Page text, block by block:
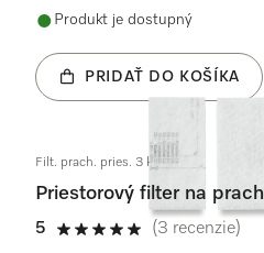
Produkt je dostupný
PRIDAŤ DO KOŠÍKA
Filt. prach. pries. 3 kusy
Priestorový filter na prach
5
5 / 5
(3 recenzie)